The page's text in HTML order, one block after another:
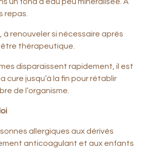
repas.
à renouveler si nécessaire après
thérapeutique.
disparaissent rapidement, il est
cure jusqu’à la fin pour rétablir
de l’organisme.
allergiques aux dérivés
anticoagulant et aux enfants